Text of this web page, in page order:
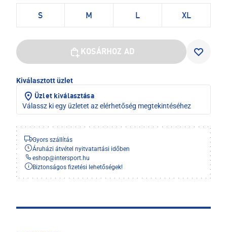
S M L XL
KOSÁRHOZ AD
Kiválasztott üzlet
Üzlet kiválasztása
Válassz ki egy üzletet az elérhetőség megtekintéséhez
Gyors szállítás
Áruházi átvétel nyitvatartási időben
eshop@intersport.hu
Biztonságos fizetési lehetőségek!